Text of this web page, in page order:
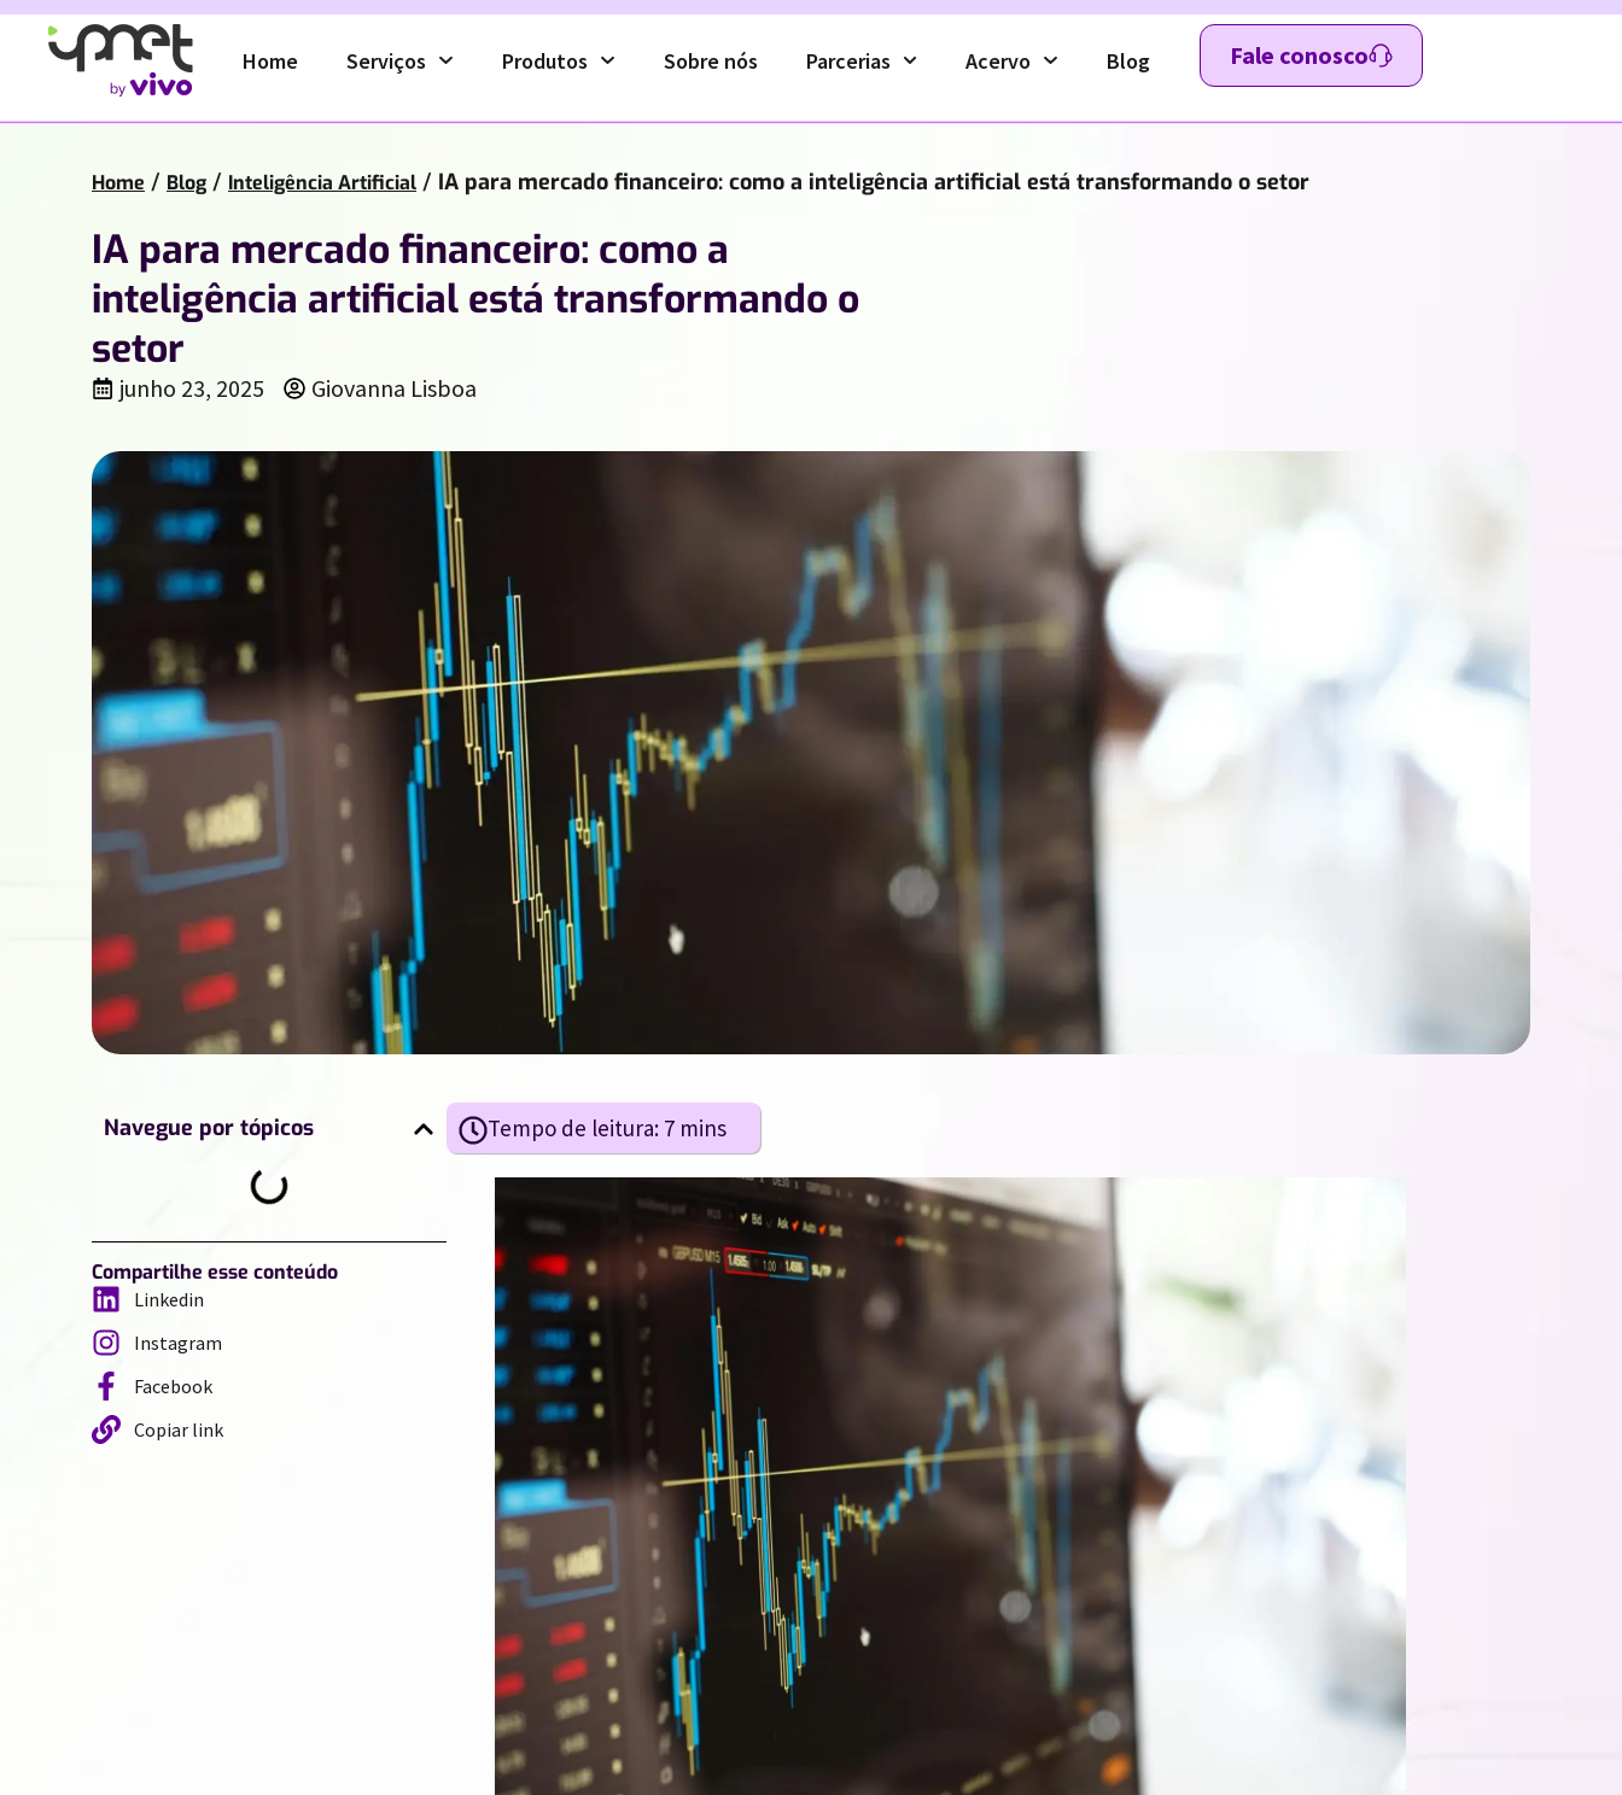
Home Serviços Produtos Sobre nós Parcerias Acervo Blog Fale conosco
Home / Blog / Inteligência Artificial / IA para mercado financeiro: como a inteligência artificial está transformando o setor
IA para mercado financeiro: como a
inteligência artificial está transformando o
setor
junho 23, 2025 Giovanna Lisboa
Navegue por tópicos
Compartilhe esse conteúdo
Linkedin
Instagram
Facebook
Copiar link